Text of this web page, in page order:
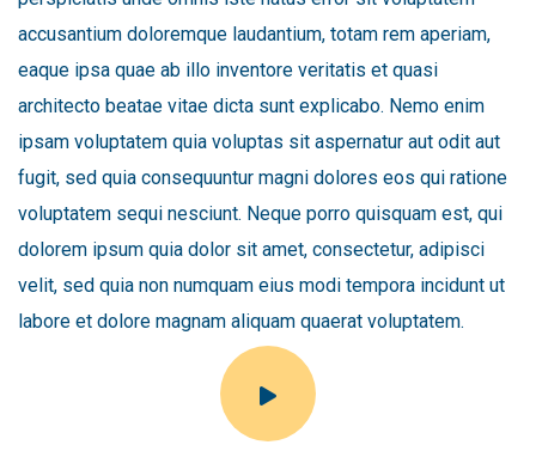
accusantium doloremque laudantium, totam rem aperiam,
eaque ipsa quae ab illo inventore veritatis et quasi
architecto beatae vitae dicta sunt explicabo. Nemo enim
ipsam voluptatem quia voluptas sit aspernatur aut odit aut
fugit, sed quia consequuntur magni dolores eos qui ratione
voluptatem sequi nesciunt. Neque porro quisquam est, qui
dolorem ipsum quia dolor sit amet, consectetur, adipisci
velit, sed quia non numquam eius modi tempora incidunt ut
labore et dolore magnam aliquam quaerat voluptatem.